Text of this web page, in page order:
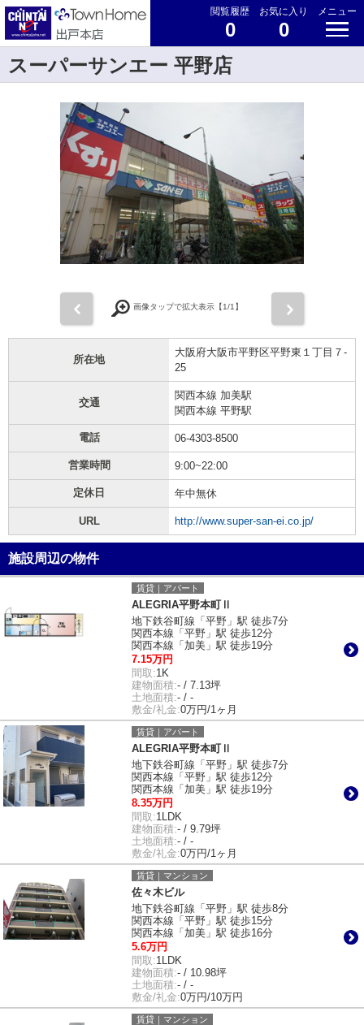
閲覧履歴
0
お気に入り
0
メニュー
スーパーサンエー 平野店
画像タップで拡大表示【1/1】
所在地
大阪府大阪市平野区平野東１丁目７-
25
交通
関西本線 加美駅
関西本線 平野駅
電話 06-4303-8500
営業時間 9:00~22:00
定休日 年中無休
URL http://www.super-san-ei.co.jp/
施設周辺の物件
賃貸｜アパート
ALEGRIA平野本町Ⅱ
地下鉄谷町線「平野」駅 徒歩7分
関西本線「平野」駅 徒歩12分
関西本線「加美」駅 徒歩19分
7.15万円
間取:1K
建物面積:- / 7.13坪
土地面積:- / -
敷金/礼金:0万円/1ヶ月
賃貸｜アパート
ALEGRIA平野本町Ⅱ
地下鉄谷町線「平野」駅 徒歩7分
関西本線「平野」駅 徒歩12分
関西本線「加美」駅 徒歩19分
8.35万円
間取:1LDK
建物面積:- / 9.79坪
土地面積:- / -
敷金/礼金:0万円/1ヶ月
賃貸｜マンション
佐々木ビル
地下鉄谷町線「平野」駅 徒歩8分
関西本線「平野」駅 徒歩15分
関西本線「加美」駅 徒歩16分
5.6万円
間取:1LDK
建物面積:- / 10.98坪
土地面積:- / -
敷金/礼金:0万円/10万円
賃貸｜マンション